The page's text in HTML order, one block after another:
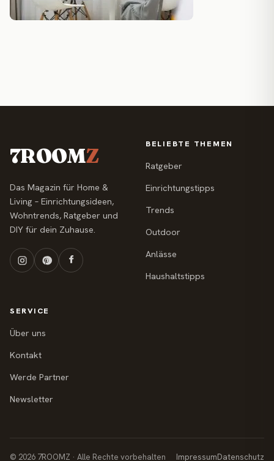
7ROOMZ
Das Magazin für Home &
Living – Einrichtungsideen,
Wohntrends, Ratgeber und
DIY für dein Zuhause.
BELIEBTE THEMEN
Ratgeber
Einrichtungstipps
Trends
Outdoor
Anlässe
Haushaltstipps
SERVICE
Über uns
Kontakt
Werde Partner
Newsletter
© 2026 7ROOMZ · Alle Rechte vorbehalten ImpressumDatenschutz